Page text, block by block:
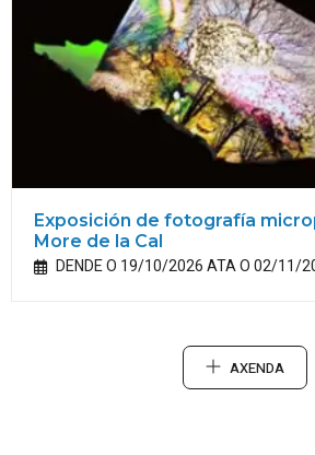
Exposición de fotografía
More de la Cal
DENDE O 19/10/2026 ATA O 02/11/
AXENDA